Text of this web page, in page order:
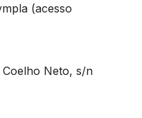
(acesso
Neto, s/n